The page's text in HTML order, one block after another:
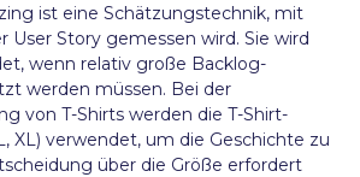
ist eine Schätzungstechnik, mit
User Story gemessen wird. Sie wird
wenn relativ große Backlog-
werden müssen. Bei der
von T-Shirts werden die T-Shirt-
XL) verwendet, um die Geschichte zu
über die Größe erfordert